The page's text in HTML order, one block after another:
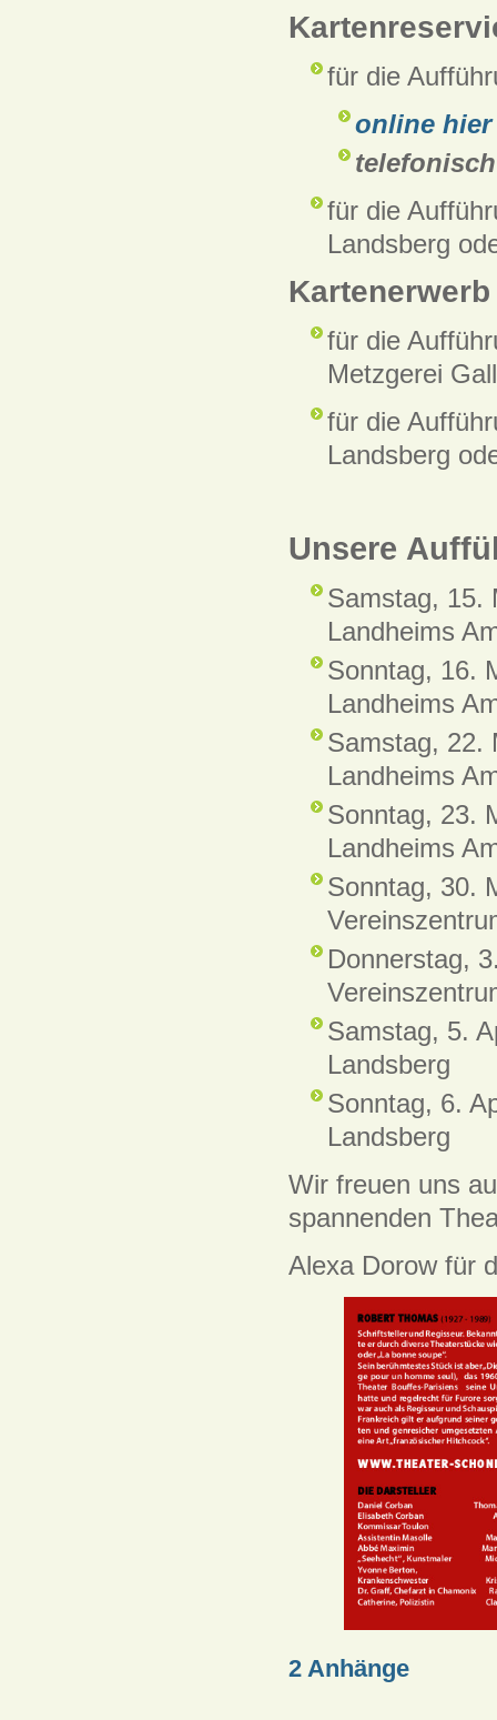
für die
online hier
telefonisch
für die
Landsberg
Kartenerwerb
für die
Metzgerei
für die
Landsberg
Unsere
Samstag, 15.
Landheims
Sonntag, 16.
Landheims
Samstag, 22.
Landheims
Sonntag, 23.
Landheims
Sonntag, 30.
Donnerstag,
Samstag, 5.
Landsberg
Sonntag, 6.
Landsberg
Wir freuen uns
spannenden
Alexa Dorow für
2 Anhänge